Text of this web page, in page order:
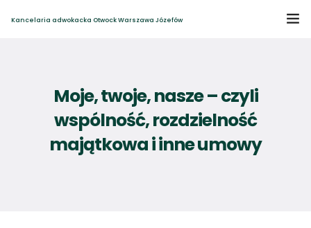
Kancelaria adwokacka Otwock Warszawa Józefów
O kancelarii
Zakres spraw
Moje, twoje, nasze – czyli
wspólność, rozdzielność
majątkowa i inne umowy